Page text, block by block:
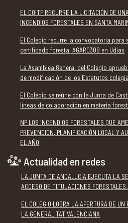
EL COITF RECURRE LA LICITACIÓN DE
INCENDIOS FORESTALES EN SANTA
El Colegio recurre la convocatoria para
certificado forestal AGAR0309 en Udías
La Asamblea General del Colegio
de modificación de los Estatutos
El Colegio se reúne con la Junta de
líneas de colaboración en materia
NP LOS INCENDIOS FORESTALES QUE
PREVENCIÓN, PLANIFICACIÓN LOCAL Y
EL AÑO
Actualidad en redes
LA JUNTA DE ANDALUCÍA EJECUTA LA
ACCESO DE TITULACIONES
EL COLEGIO LOGRA LA APERTURA DE
LA GENERALITAT VALENCIANA